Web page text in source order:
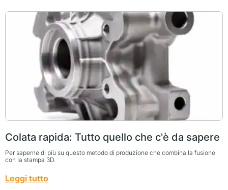
Colata rapida: Tutto quello che c'è da sapere
Per saperne di più su questo metodo di produzione che combina la fusione
con la stampa 3D.
Leggi tutto